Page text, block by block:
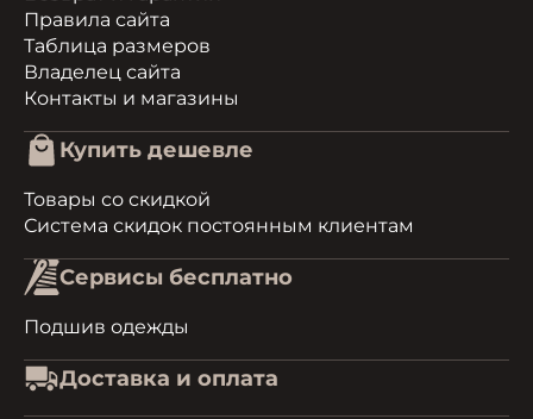
Правила сайта
Таблица размеров
Владелец сайта
Контакты и магазины
Купить дешевле
Товары со скидкой
Система скидок постоянным клиентам
Сервисы бесплатно
Подшив одежды
Доставка и оплата